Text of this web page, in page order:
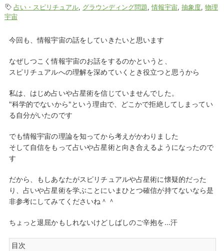
占い・スピリチュアル, グラウンディング問題 ,情報宇宙, 抽象度, 物理
宇宙
今回も、情報宇宙の話をしていきたいと思います
なぜしつこく情報宇宙のお話をするのかというと、
スピリチュアルへの理解を深めていくとき役立つと思うから
私は、はじめ占いや占星術を信じていませんでした。
"科学的でないから"という理由で、どこかで拒絶してしまってい
る自分がいたのです
でも情報宇宙の理論を知ってから考えがかわりました
そして自信をもって占いや占星術と向き合えるようになったので
す
だから、もしあなたがスピリチュアルや占星術に懐疑的だった
り、占いや占星術を学ぶことにいまひとつ確信が持てないなら是
非参考にしてみてくださいね＾＾
ちょっと退屈かもしれないけどしばしのご辛抱を...汗
目次